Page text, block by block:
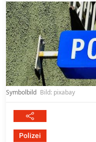
Symbolbild Bild: pixabay
Polizei